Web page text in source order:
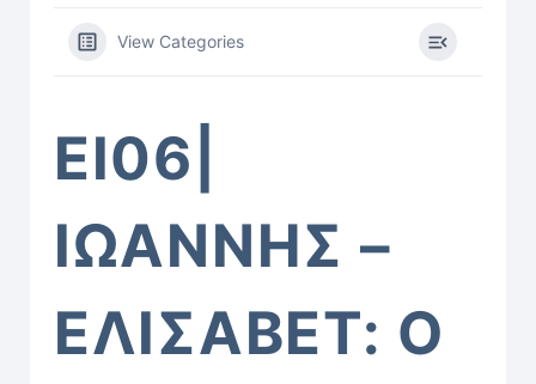
View Categories
ΕΙ06|
ΙΩΑΝΝΗΣ –
ΕΛΙΣΑΒΕΤ: Ο